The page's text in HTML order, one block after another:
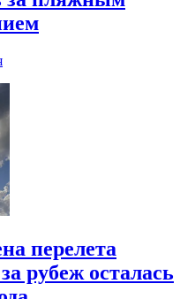
перелета
рубеж осталась